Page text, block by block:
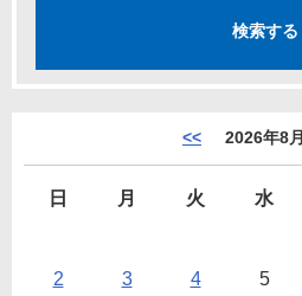
<< 2026年8月
日 月 火 水
2 3 4 5